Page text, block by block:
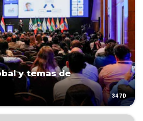
y temas de
347D